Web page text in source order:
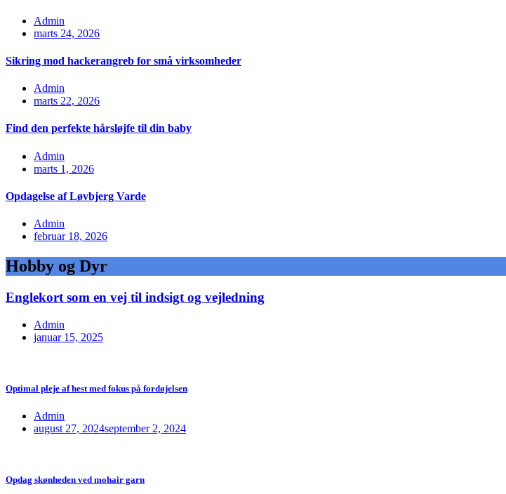
Admin
marts 24, 2026
Sikring mod hackerangreb for små virksomheder
Admin
marts 22, 2026
Find den perfekte hårsløjfe til din baby
Admin
marts 1, 2026
Opdagelse af Løvbjerg Varde
Admin
februar 18, 2026
Hobby og Dyr
Englekort som en vej til indsigt og vejledning
Admin
januar 15, 2025
Optimal pleje af hest med fokus på fordøjelsen
Admin
august 27, 2024september 2, 2024
Opdag skønheden ved mohair garn